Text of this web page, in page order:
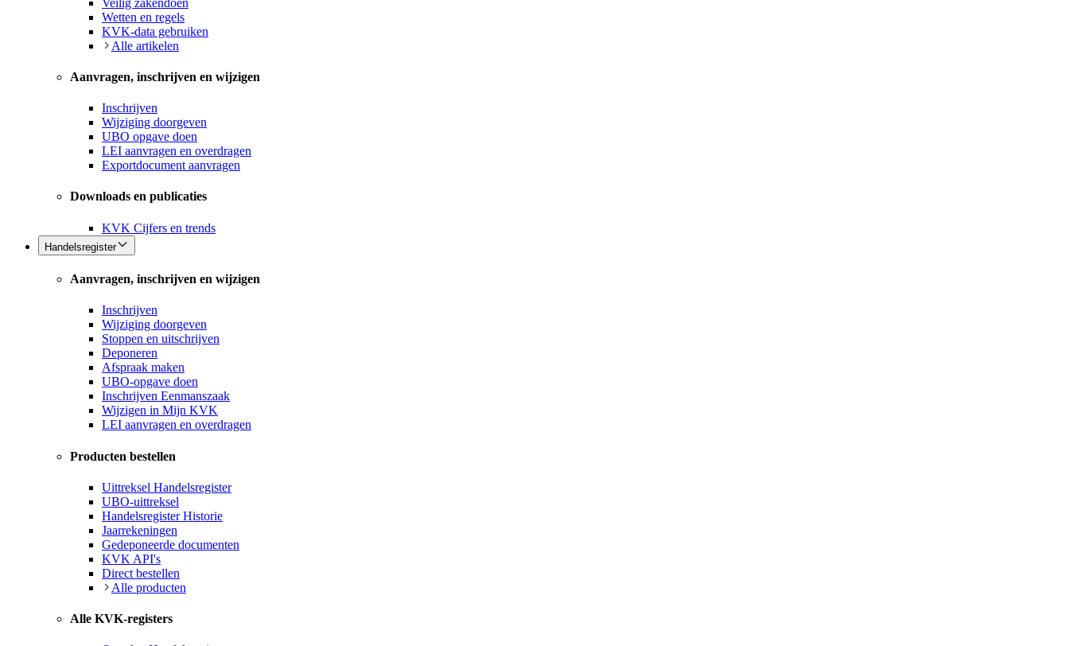
Wetten en regels
KVK-data gebruiken
Alle artikelen
Aanvragen, inschrijven en wijzigen
Inschrijven
Wijziging doorgeven
UBO opgave doen
LEI aanvragen en overdragen
Exportdocument aanvragen
Downloads en publicaties
KVK Cijfers en trends
Handelsregister
Aanvragen, inschrijven en wijzigen
Inschrijven
Wijziging doorgeven
Stoppen en uitschrijven
Deponeren
Afspraak maken
UBO-opgave doen
Inschrijven Eenmanszaak
Wijzigen in Mijn KVK
LEI aanvragen en overdragen
Producten bestellen
Uittreksel Handelsregister
UBO-uittreksel
Handelsregister Historie
Jaarrekeningen
Gedeponeerde documenten
KVK API's
Direct bestellen
Alle producten
Alle KVK-registers